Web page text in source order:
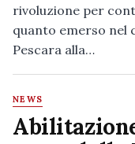
rivoluzione per
quanto emerso nel
Pescara alla…
NEWS